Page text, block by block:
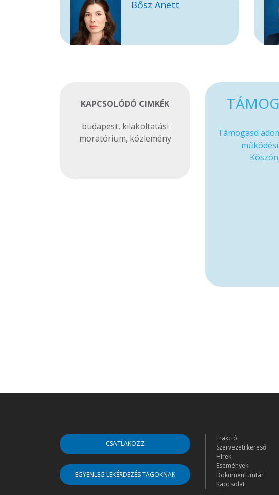
Bősz Anett
KAPCSOLÓDÓ CIMKÉK
budapest, kilakoltatási
moratórium, közlemény
Támogasd
CSATLAKOZZ
EGYENLEG LEKÉRDEZÉS TAGOKNAK
Frakció
Szervezeti kereső
Hírek
Események
Dokumentumtár
Kapcsolat